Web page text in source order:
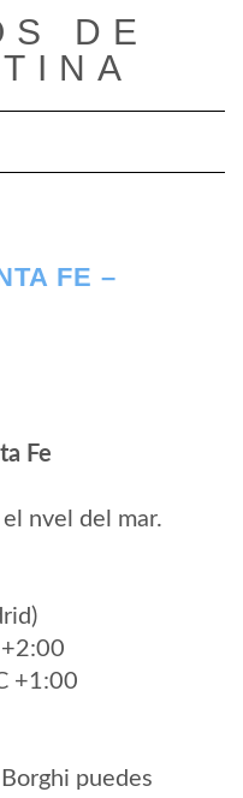
DE
modo de navegación
FE –
Fe
nvel del mar.
+1:00
puedes